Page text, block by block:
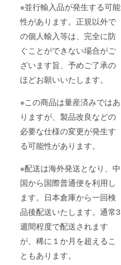
※並行輸入品が発生する可能
性があります。正規以外で
の個人輸入等は、完全に防
ぐことができない場合がご
ざいます旨、予めご了承の
ほどお願いいたします。
※この商品は量産済みではあ
りますが、製品改良などの
必要な仕様の変更が発生す
る可能性があります。
※配送は海外発送となり、中
国から国際普通便を利用し
ます。日本倉庫から一回検
品後配送いたします。通常3
週間程度で配送されます
が、稀に１か月を超えるこ
ともあります。